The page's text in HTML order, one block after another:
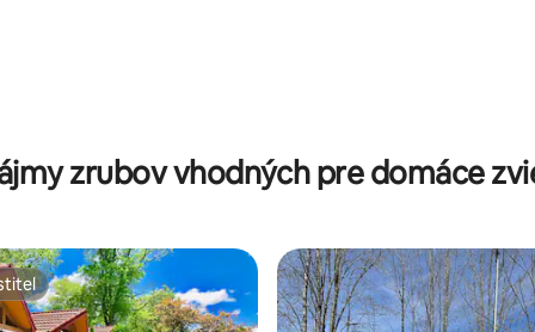
zrubov vhodných pre domáce